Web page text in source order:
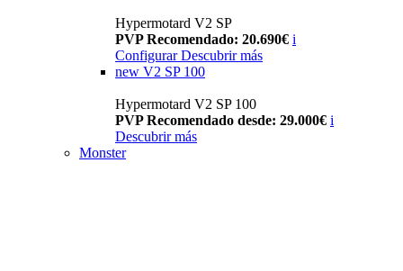
Hypermotard V2 SP
PVP Recomendado: 20.690€ i
Configurar Descubrir más
new V2 SP 100
Hypermotard V2 SP 100
PVP Recomendado desde: 29.000€ i
Descubrir más
Monster